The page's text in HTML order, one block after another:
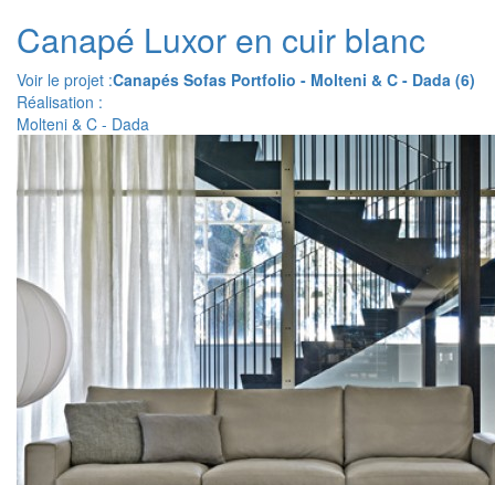
Canapé Luxor en cuir blanc
Voir le projet :Canapés Sofas Portfolio - Molteni & C - Dada (6)
Réalisation :
Molteni & C - Dada